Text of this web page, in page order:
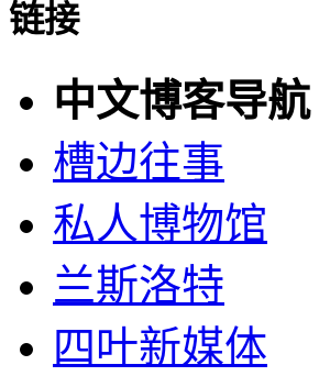
链接
中文博客导航
槽边往事
私人博物馆
兰斯洛特
四叶新媒体